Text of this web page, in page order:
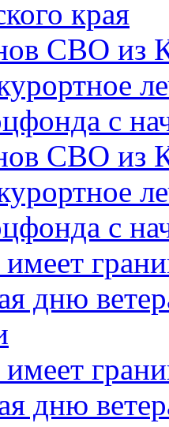
края
СВО из
с
СВО из
с
дню
дню